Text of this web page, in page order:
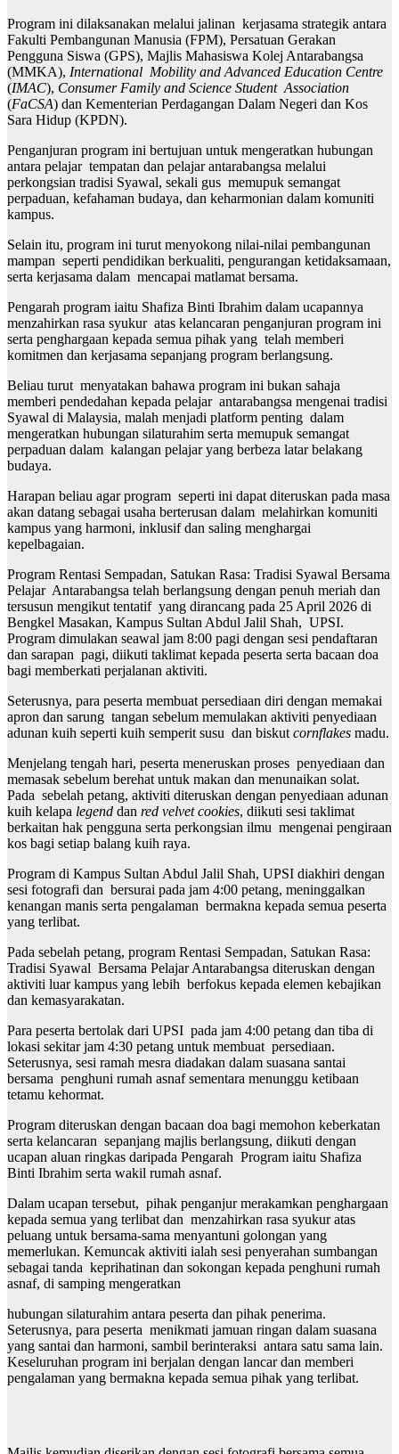
Program ini dilaksanakan melalui jalinan kerjasama strategik antara
Fakulti Pembangunan Manusia (FPM), Persatuan Gerakan
Pengguna Siswa (GPS), Majlis Mahasiswa Kolej Antarabangsa
(MMKA), International Mobility and Advanced Education Centre
(IMAC), Consumer Family and Science Student Association
(FaCSA) dan Kementerian Perdagangan Dalam Negeri dan Kos
Sara Hidup (KPDN).
Penganjuran program ini bertujuan untuk mengeratkan hubungan
antara pelajar tempatan dan pelajar antarabangsa melalui
perkongsian tradisi Syawal, sekali gus memupuk semangat
perpaduan, kefahaman budaya, dan keharmonian dalam komuniti
kampus.
Selain itu, program ini turut menyokong nilai-nilai pembangunan
mampan seperti pendidikan berkualiti, pengurangan ketidaksamaan,
serta kerjasama dalam mencapai matlamat bersama.
Pengarah program iaitu Shafiza Binti Ibrahim dalam ucapannya
menzahirkan rasa syukur atas kelancaran penganjuran program ini
serta penghargaan kepada semua pihak yang telah memberi
komitmen dan kerjasama sepanjang program berlangsung.
Beliau turut menyatakan bahawa program ini bukan sahaja
memberi pendedahan kepada pelajar antarabangsa mengenai tradisi
Syawal di Malaysia, malah menjadi platform penting dalam
mengeratkan hubungan silaturahim serta memupuk semangat
perpaduan dalam kalangan pelajar yang berbeza latar belakang
budaya.
Harapan beliau agar program seperti ini dapat diteruskan pada masa
akan datang sebagai usaha berterusan dalam melahirkan komuniti
kampus yang harmoni, inklusif dan saling menghargai
kepelbagaian.
Program Rentasi Sempadan, Satukan Rasa: Tradisi Syawal Bersama
Pelajar Antarabangsa telah berlangsung dengan penuh meriah dan
tersusun mengikut tentatif yang dirancang pada 25 April 2026 di
Bengkel Masakan, Kampus Sultan Abdul Jalil Shah, UPSI.
Program dimulakan seawal jam 8:00 pagi dengan sesi pendaftaran
dan sarapan pagi, diikuti taklimat kepada peserta serta bacaan doa
bagi memberkati perjalanan aktiviti.
Seterusnya, para peserta membuat persediaan diri dengan memakai
apron dan sarung tangan sebelum memulakan aktiviti penyediaan
adunan kuih seperti kuih semperit susu dan biskutcornflakes madu.
Menjelang tengah hari, peserta meneruskan proses penyediaan dan
memasak sebelum berehat untuk makan dan menunaikan solat.
Pada sebelah petang, aktiviti diteruskan dengan penyediaan adunan
kuih kelapa legend dan red velvet cookies, diikuti sesi taklimat
berkaitan hak pengguna serta perkongsian ilmu mengenai pengiraan
kos bagi setiap balang kuih raya.
Program di Kampus Sultan Abdul Jalil Shah, UPSI diakhiri dengan
sesi fotografi dan bersurai pada jam 4:00 petang, meninggalkan
kenangan manis serta pengalaman bermakna kepada semua peserta
yang terlibat.
Pada sebelah petang, program Rentasi Sempadan, Satukan Rasa:
Tradisi Syawal Bersama Pelajar Antarabangsa diteruskan dengan
aktiviti luar kampus yang lebih berfokus kepada elemen kebajikan
dan kemasyarakatan.
Para peserta bertolak dari UPSI pada jam 4:00 petang dan tiba di
lokasi sekitar jam 4:30 petang untuk membuat persediaan.
Seterusnya, sesi ramah mesra diadakan dalam suasana santai
bersama penghuni rumah asnaf sementara menunggu ketibaan
tetamu kehormat.
Program diteruskan dengan bacaan doa bagi memohon keberkatan
serta kelancaran sepanjang majlis berlangsung, diikuti dengan
ucapan aluan ringkas daripada Pengarah Program iaitu Shafiza
Binti Ibrahim serta wakil rumah asnaf.
Dalam ucapan tersebut, pihak penganjur merakamkan penghargaan
kepada semua yang terlibat dan menzahirkan rasa syukur atas
peluang untuk bersama-sama menyantuni golongan yang
memerlukan. Kemuncak aktiviti ialah sesi penyerahan sumbangan
sebagai tanda keprihatinan dan sokongan kepada penghuni rumah
asnaf, di samping mengeratkan
hubungan silaturahim antara peserta dan pihak penerima.
Seterusnya, para peserta menikmati jamuan ringan dalam suasana
yang santai dan harmoni, sambil berinteraksi antara satu sama lain.
Keseluruhan program ini berjalan dengan lancar dan memberi
pengalaman yang bermakna kepada semua pihak yang terlibat.